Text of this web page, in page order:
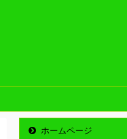
ホームページ